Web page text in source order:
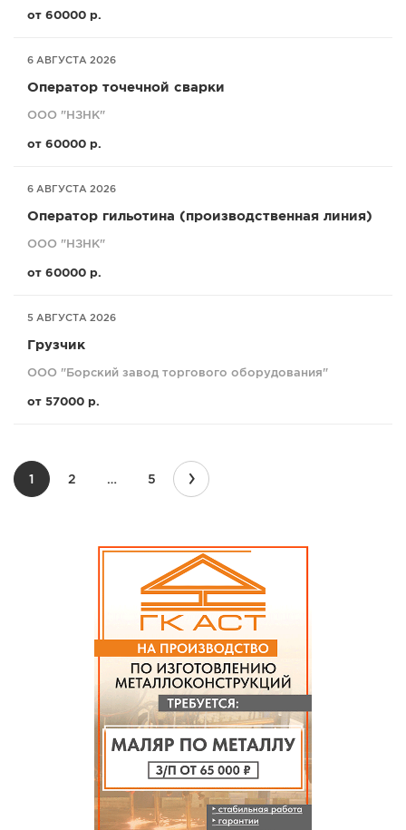
от 60000 р.
6 АВГУСТА 2026
Оператор точечной сварки
ООО "НЗНК"
от 60000 р.
6 АВГУСТА 2026
Оператор гильотина (производственная линия)
ООО "НЗНК"
от 60000 р.
5 АВГУСТА 2026
Грузчик
ООО "Борский завод торгового оборудования"
от 57000 р.
2 … 5 ›